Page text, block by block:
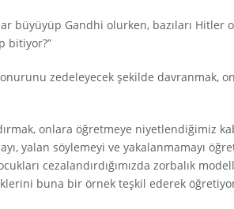
büyüyüp Gandhi olurken, bazıları Hitler
bitiyor?”
zedeleyecek şekilde davranmak,
onlara öğretmeye niyetlendiğimiz
yalan söylemeyi ve yakalanmamayı
cezalandırdığımızda zorbalık
buna bir örnek teşkil ederek